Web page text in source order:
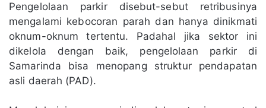
Pengelolaan parkir disebut-sebut retribusinya
mengalami kebocoran parah dan hanya dinikmati
oknum-oknum tertentu. Padahal jika sektor ini
dikelola dengan baik, pengelolaan parkir di
Samarinda bisa menopang struktur pendapatan
asli daerah (PAD).